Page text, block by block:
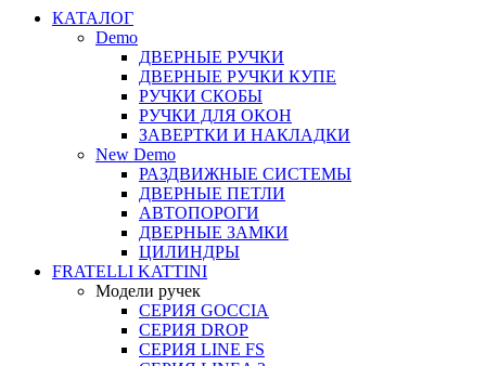
КАТАЛОГ
Demo
ДВЕРНЫЕ РУЧКИ
ДВЕРНЫЕ РУЧКИ КУПЕ
РУЧКИ СКОБЫ
РУЧКИ ДЛЯ ОКОН
ЗАВЕРТКИ И НАКЛАДКИ
New Demo
РАЗДВИЖНЫЕ СИСТЕМЫ
ДВЕРНЫЕ ПЕТЛИ
АВТОПОРОГИ
ДВЕРНЫЕ ЗАМКИ
ЦИЛИНДРЫ
FRATELLI KATTINI
Модели ручек
СЕРИЯ GOCCIA
СЕРИЯ DROP
СЕРИЯ LINE FS